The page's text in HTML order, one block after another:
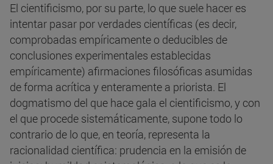
El cientificismo, por su parte, lo que suele hacer es
intentar pasar por verdades científicas (es decir,
comprobadas empíricamente o deducibles de
conclusiones experimentales establecidas
empíricamente) afirmaciones filosóficas asumidas
de forma acrítica y enteramente a priorista. El
dogmatismo del que hace gala el cientificismo, y con
el que procede sistemáticamente, supone todo lo
contrario de lo que, en teoría, representa la
racionalidad científica: prudencia en la emisión de